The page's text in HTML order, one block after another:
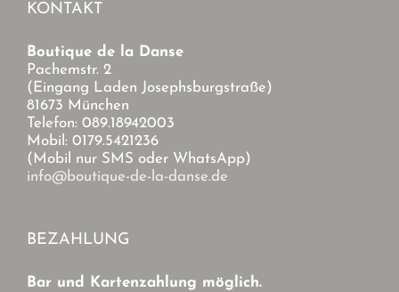
KONTAKT
Boutique de la Danse
Pachemstr. 2
(Eingang Laden Josephsburgstraße)
81673 München
Telefon: 089.18942003
Mobil: 0179.5421236
(Mobil nur SMS oder WhatsApp)
info@boutique-de-la-danse.de
BEZAHLUNG
Bar und Kartenzahlung möglich.